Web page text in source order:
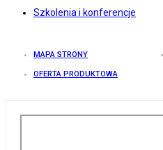
Szkolenia i konferencje
MAPA STRONY
OFERTA PRODUKTOWA